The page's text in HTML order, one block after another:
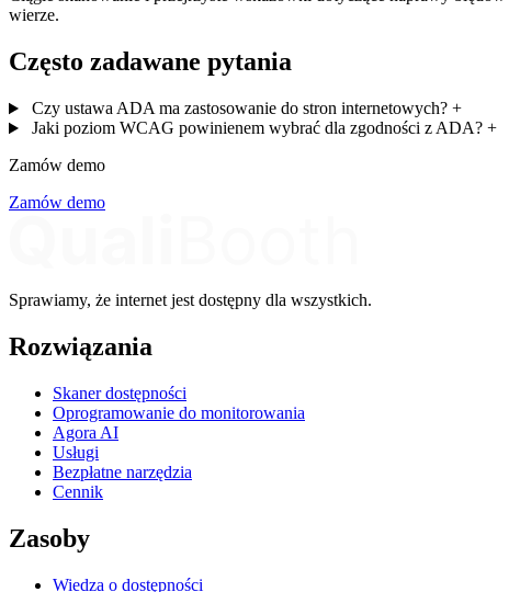
wierze.
Często zadawane pytania
Czy ustawa ADA ma zastosowanie do stron internetowych? +
Jaki poziom WCAG powinienem wybrać dla zgodności z ADA? +
Zamów demo
Zamów demo
Sprawiamy, że internet jest dostępny dla wszystkich.
Rozwiązania
Skaner dostępności
Oprogramowanie do monitorowania
Agora AI
Usługi
Bezpłatne narzędzia
Cennik
Zasoby
Wiedza o dostępności